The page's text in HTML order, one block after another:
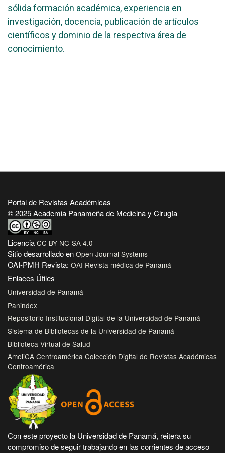
sólida formación académica, experiencia en
investigación, docencia, publicación de artículos
científicos y dominio de la respectiva área de
conocimiento.
Portal de Revistas Académicas
© 2025 Academia Panameña de Medicina y Cirugía
Licencia CC BY-NC-SA 4.0
Sitio desarrollado en Open Journal Systems
OAI-PMH Revista: OAI Revista médica de Panamá
Enlaces Útiles
Universidad de Panamá
Panindex
Repositorio Institucional Digital de la Universidad de Panamá
Sistema de Bibliotecas de la Universidad de Panamá
Biblioteca Virtual de Salud
AmeliCA Centroamérica Colección Digital de Revistas Académicas
Centroamérica
Con este proyecto la Universidad de Panamá, reitera su
compromiso de seguir trabajando en las corrientes de acceso